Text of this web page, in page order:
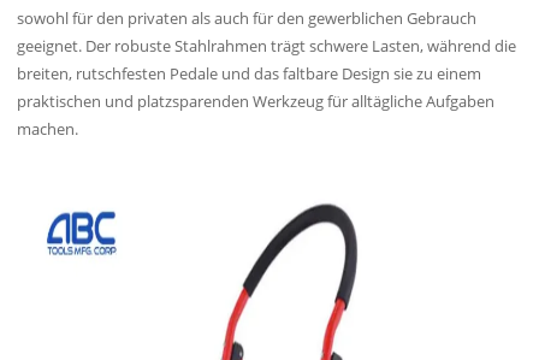
sowohl für den privaten als auch für den gewerblichen Gebrauch
geeignet. Der robuste Stahlrahmen trägt schwere Lasten, während die
breiten, rutschfesten Pedale und das faltbare Design sie zu einem
praktischen und platzsparenden Werkzeug für alltägliche Aufgaben
machen.